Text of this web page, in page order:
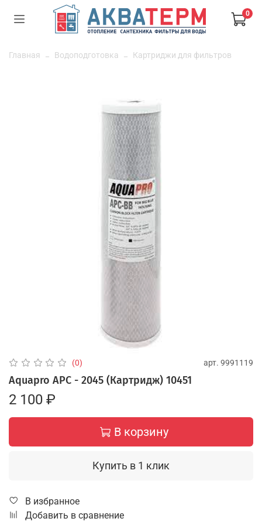
0
Главная Водоподготовка Картриджи для фильтров
(0) арт. 9991119
Aquapro AРС - 2045 (Картридж) 10451
2 100 ₽
В корзину
Купить в 1 клик
В избранное
Добавить в сравнение